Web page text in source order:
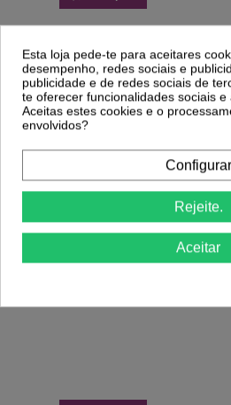
Clientes Que
Produto Também
-41,06%
The Gel Polish Andreia - Fresh Summer
Collection - FS2 - Edição Limitada
01d. 14:13:28
Esta loja pede-te para aceitares
desempenho, redes sociais e
publicidade e de redes sociais de
te oferecer funcionalidades sociais
Aceitas estes cookies e o
envolvidos?
Configurar
Rejeite.
Aceitar